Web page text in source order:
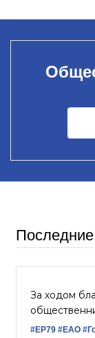
За ходом
#ЕР79 #ЕАО